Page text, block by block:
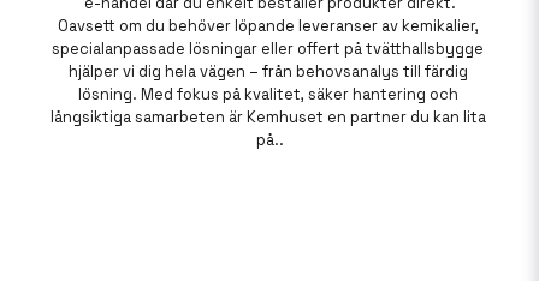
Oavsett om du behöver löpande leveranser av kemikalier,
specialanpassade lösningar eller offert på tvätthallsbygge
hjälper vi dig hela vägen – från behovsanalys till färdig
lösning. Med fokus på kvalitet, säker hantering och
långsiktiga samarbeten är Kemhuset en partner du kan lita
på..